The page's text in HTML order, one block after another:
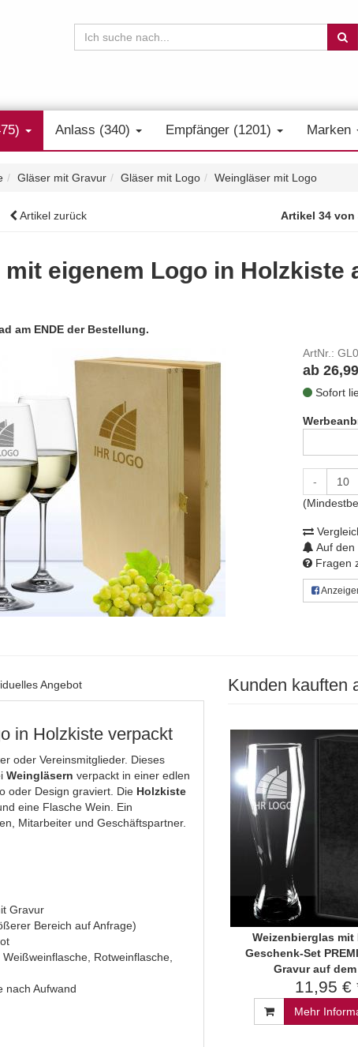
Anlass (340) Empfänger (1201) Marken
Gläser mit Gravur Gläser mit Logo Weingläser mit Logo
Artikel zurück Artikel 34 von
eigenem Logo in Holzkiste
am ENDE der Bestellung.
ArtNr.:
ab 26,99
Sofort
-
Auf den
Fragen
Angebot
in Holzkiste verpackt
oder Vereinsmitglieder. Dieses
Weingläsern verpackt in einer edlen
oder Design graviert. Die Holzkiste
eine Flasche Wein. Ein
Mitarbeiter und Geschäftspartner.
Gravur
Bereich auf Anfrage)
Rotweinflasche,
nach Aufwand
Kunden kauften
Weizenbierglas mit
Geschenk-Set
Gravur auf
11,95 €
Mehr